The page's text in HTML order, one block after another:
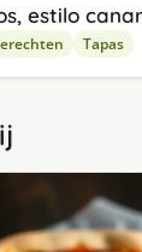
estilo
Tapas